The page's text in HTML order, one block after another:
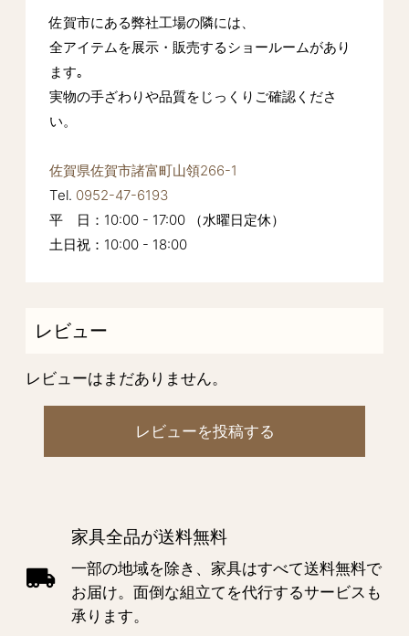
佐賀市にある弊社工場の隣には、
全アイテムを展示・販売するショールームがあり
ます｡
実物の手ざわりや品質をじっくりご確認くださ
い。
佐賀県佐賀市諸富町山領266-1
Tel. 0952-47-6193
平 日：10:00 - 17:00 （水曜日定休）
土日祝：10:00 - 18:00
レビュー
レビューはまだありません。
レビューを投稿する
家具全品が送料無料
一部の地域を除き、家具はすべて送料無料で
お届け。面倒な組立てを代行するサービスも
承ります。